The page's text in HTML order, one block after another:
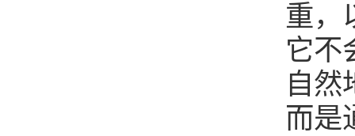
重，
它不
自
而是